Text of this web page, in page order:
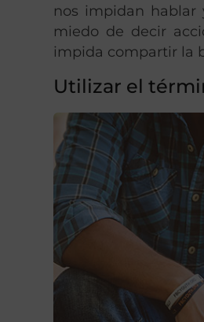
nos impidan hablar
miedo de decir
impida compartir la
Utilizar el